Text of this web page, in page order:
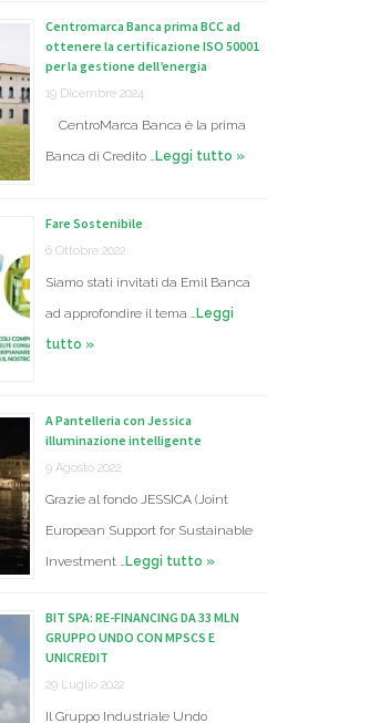
Centromarca Banca prima BCC ad
ottenere la certificazione ISO 50001
per la gestione dell’energia
19 Dicembre 2024
CentroMarca Banca è la prima
Banca di Credito …Leggi tutto »
Fare Sostenibile
6 Ottobre 2022
Siamo stati invitati da Emil Banca
ad approfondire il tema …Leggi
tutto »
A Pantelleria con Jessica
illuminazione intelligente
9 Agosto 2022
Grazie al fondo JESSICA (Joint
European Support for Sustainable
Investment …Leggi tutto »
BIT SPA: RE-FINANCING DA 33 MLN
GRUPPO UNDO CON MPSCS E
UNICREDIT
29 Luglio 2022
Il Gruppo Industriale Undo